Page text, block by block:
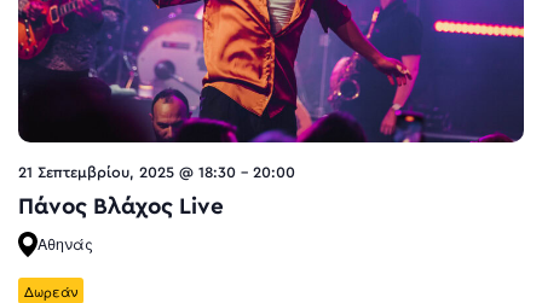
21 Σεπτεμβρίου, 2025 @ 18:30 - 20:00
Πάνος Βλάχος Live
Αθηνάς
Δωρεάν